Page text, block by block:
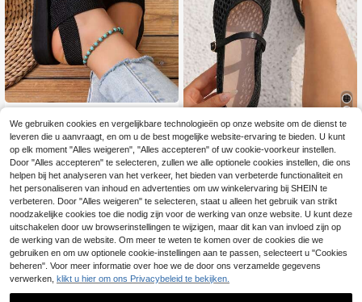
EU Warehouse
Minimalistische sleeh
aksandalen met dubbele band voor
dames
12.58€ planare
planare Nieuwe casual dames slip-
on platte schoenen met contrast ga
asbreisel, enkele band en gesp, ges
chikt voor dagelijks woon-werkver
keer, dates en vakanties (asymmetr
isch patroon). Mary Jane schoenen,
damesschoenen met gaas, damess
choenen met kant, schoenen, dame
sschoenen voor de zomer, damessc
hoenen voor zomervakantie, Mary
Jane damesschoenen, balletschoe
nen.
#2 Bestseller
in Zwart Vrouwen Flats
21 over
#2 Bestseller
in Zwart Vrouwen Flats
21 over
#2 Bestseller
in Zwart Vrouwen Flats
21 over
#2 Bestseller
in Zwart Vrouwen Flats
21 over
16 .58€
We gebruiken cookies en vergelijkbare technologieën op onze website om de dienst te
leveren die u aanvraagt, en om u de best mogelijke website-ervaring te bieden. U kunt
op elk moment "Alles weigeren", "Alles accepteren" of uw cookie-voorkeur instellen.
Door "Alles accepteren" te selecteren, zullen we alle optionele cookies instellen, die ons
helpen bij het analyseren van het verkeer, het bieden van verbeterde functionaliteit en
het personaliseren van inhoud en advertenties om uw winkelervaring bij SHEIN te
verbeteren. Door "Alles weigeren" te selecteren, staat u alleen het gebruik van strikt
noodzakelijke cookies toe die nodig zijn voor de werking van onze website. U kunt deze
uitschakelen door uw browserinstellingen te wijzigen, maar dit kan van invloed zijn op
de werking van de website. Om meer te weten te komen over de cookies die we
gebruiken en om uw optionele cookie-instellingen aan te passen, selecteert u "Cookies
beheren". Voor meer informatie over hoe we de door ons verzamelde gegevens
verwerken, klikt u hier om ons Privacybeleid te bekijken.